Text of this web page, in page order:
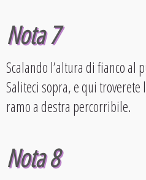
Nota 7
Scalando l’altura di fianco al
Saliteci sopra, e qui
ramo a destra percorribile.
Nota 8